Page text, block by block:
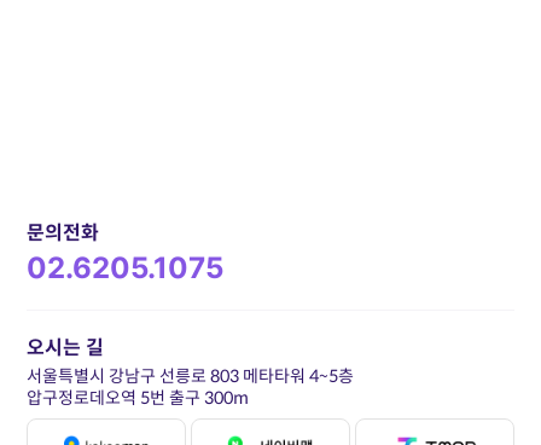
문의전화
02.6205.1075
오시는 길
서울특별시 강남구 선릉로 803 메타타워 4~5층
압구정로데오역 5번 출구 300m